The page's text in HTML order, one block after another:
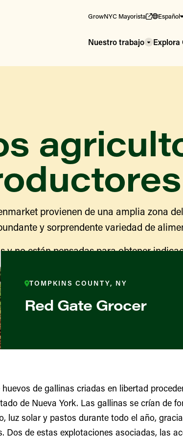
GrowNYC Mayorista Español
Nuestro trabajo Explora
provienen de una amplia zona
y sorprendente variedad de
y no están pensadas para obtener
obtener información sobre las
indicaciones para llegar.
productores
TOMPKINS COUNTY, NY
Red Gate Grocer
de gallinas criadas en libertad
de Nueva York. Las gallinas se crían de
luz solar y pastos durante todo el año,
Dos de estas explotaciones asociadas, las